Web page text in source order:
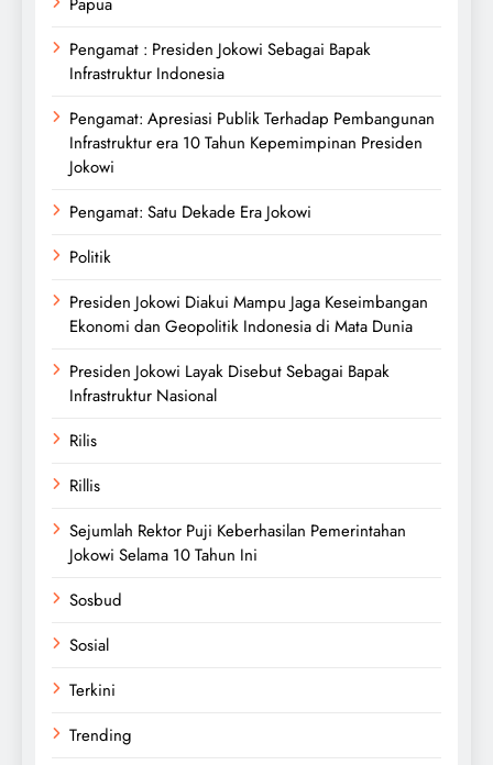
Pengamat : Presiden Jokowi Sebagai Bapak
Infrastruktur Indonesia
Pengamat: Apresiasi Publik Terhadap Pembangunan
Infrastruktur era 10 Tahun Kepemimpinan Presiden
Jokowi
Pengamat: Satu Dekade Era Jokowi
Politik
Presiden Jokowi Diakui Mampu Jaga Keseimbangan
Ekonomi dan Geopolitik Indonesia di Mata Dunia
Presiden Jokowi Layak Disebut Sebagai Bapak
Infrastruktur Nasional
Rilis
Rillis
Sejumlah Rektor Puji Keberhasilan Pemerintahan
Jokowi Selama 10 Tahun Ini
Sosbud
Sosial
Terkini
Trending